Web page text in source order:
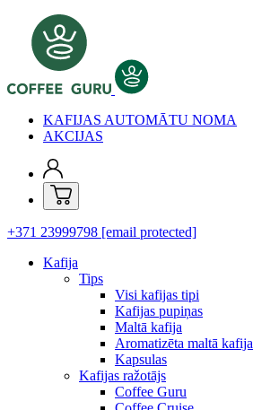
KAFIJAS AUTOMĀTU NOMA
AKCIJAS
+371 23999798 [email protected]
Kafija
Tips
Visi kafijas tipi
Kafijas pupiņas
Maltā kafija
Aromatizēta maltā kafija
Kapsulas
Kafijas ražotājs
Coffee Guru